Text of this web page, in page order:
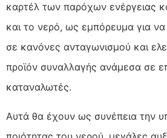
καρτέλ των παρόχων ενέργειας
και το νερό, ως εμπόρευμα για να
σε κανόνες ανταγωνισμού και
προϊόν συναλλαγής ανάμεσα σε
καταναλωτές.
Αυτά θα έχουν ως συνέπεια την